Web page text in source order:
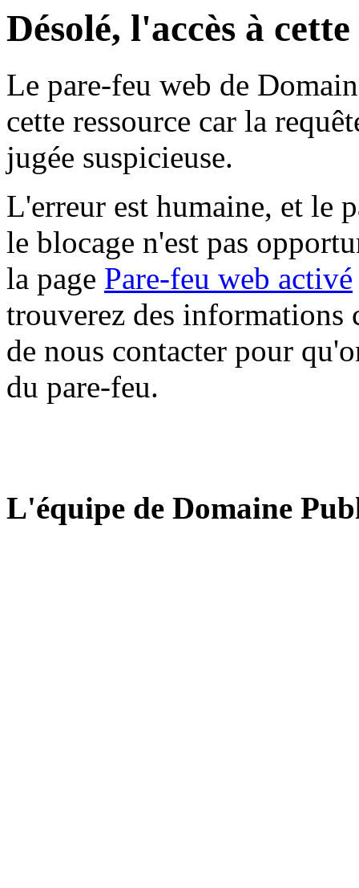
Désolé, l'accès à
Le pare-feu web de
cette ressource car la
jugée suspicieuse.
L'erreur est humaine, et le
le blocage n'est pas
la page Pare-feu web activé
trouverez des informations
de nous contacter pour
du pare-feu.
L'équipe de Domaine